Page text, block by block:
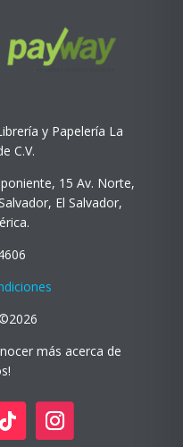
y Papelería La
C.V.
15 Av. Norte,
El Salvador,
más acerca de